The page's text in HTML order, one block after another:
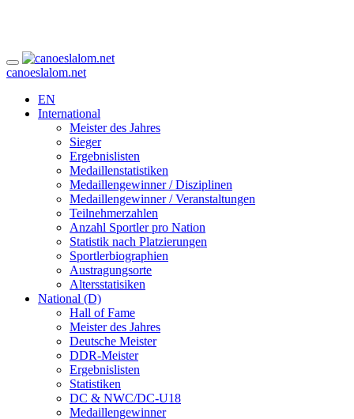
canoeslalom.net
EN
International
Meister des Jahres
Sieger
Ergebnislisten
Medaillenstatistiken
Medaillengewinner / Disziplinen
Medaillengewinner / Veranstaltungen
Teilnehmerzahlen
Anzahl Sportler pro Nation
Statistik nach Platzierungen
Sportlerbiographien
Austragungsorte
Altersstatisiken
National (D)
Hall of Fame
Meister des Jahres
Deutsche Meister
DDR-Meister
Ergebnislisten
Statistiken
DC & NWC/DC-U18
Medaillengewinner